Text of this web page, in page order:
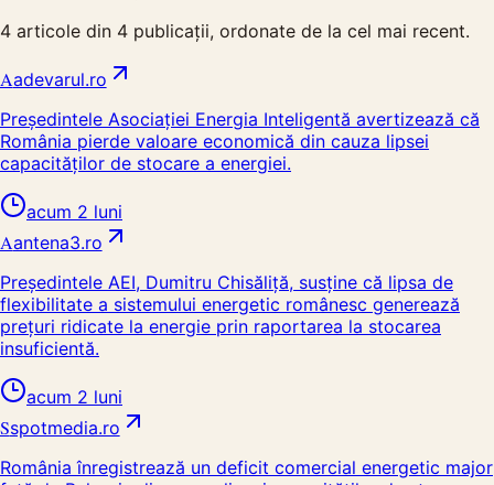
4 articole din 4 publicații, ordonate de la cel mai recent.
Aadevarul.ro
Președintele Asociației Energia Inteligentă avertizează că
România pierde valoare economică din cauza lipsei
capacităților de stocare a energiei.
acum 2 luni
Aantena3.ro
Președintele AEI, Dumitru Chisăliță, susține că lipsa de
flexibilitate a sistemului energetic românesc generează
prețuri ridicate la energie prin raportarea la stocarea
insuficientă.
acum 2 luni
Sspotmedia.ro
România înregistrează un deficit comercial energetic major